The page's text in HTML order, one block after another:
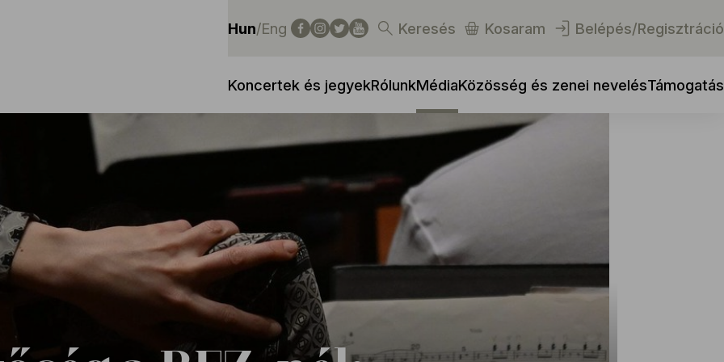
Hun/Eng Keresés Kosaram Belépés/Regisztráció
Koncertek és jegyekRólunkMédiaKözösség és zenei nevelésTámogatás